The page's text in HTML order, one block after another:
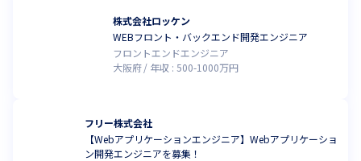
株式会社ロッケン
WEBフロント・バックエンド開発エンジニア
フロントエンドエンジニア
大阪府
年収 : 500-1000万円
フリー株式会社
【Webアプリケーションエンジニア】Webアプリケーショ
ン開発エンジニアを募集！